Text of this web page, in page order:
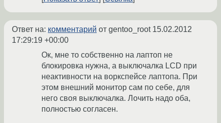
Ответ на: комментарий от gentoo_root 15.02.2012
17:29:19 +00:00
Ок, мне то собственно на лаптоп не
блокировка нужна, а выключалка LCD при
неактивности на воркспейсе лаптопа. При
этом внешний монитор сам по себе, для
него своя выключалка. Лочить надо оба,
полностью согласен.